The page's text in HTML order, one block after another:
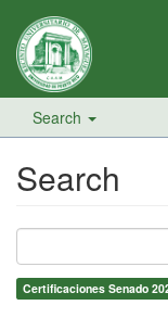
Search
Search
Certificaciones Senado